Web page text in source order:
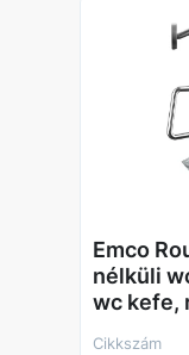
Emco
nélküli
wc kefe,
Cikkszám